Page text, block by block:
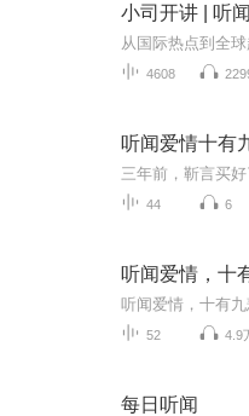
小司开讲 | 听
4608
听闻爱情十有
44 6
听闻爱情，十
52 4.9
每日听闻